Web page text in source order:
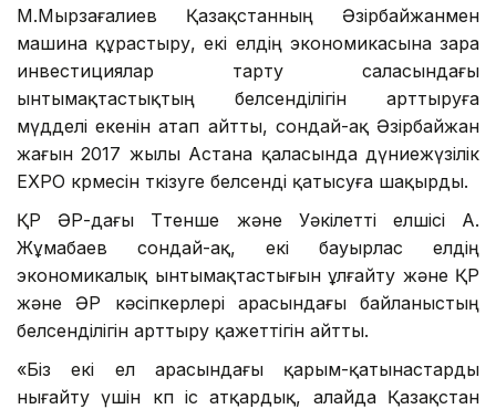
М.Мырзағалиев Қазақстанның Әзірбайжанмен
машина құрастыру, екі елдің экономикасына өзара
инвестициялар тарту саласындағы
ынтымақтастықтың белсенділігін арттыруға
мүдделі екенін атап айтты, сондай-ақ Әзірбайжан
жағын 2017 жылы Астана қаласында дүниежүзілік
EXPO көрмесін өткізуге белсенді қатысуға шақырды.
ҚР ӘР-дағы Төтенше және Уәкілетті елшісі А.
Жұмабаев сондай-ақ, екі бауырлас елдің
экономикалық ынтымақтастығын ұлғайту және ҚР
және ӘР кәсіпкерлері арасындағы байланыстың
белсенділігін арттыру қажеттігін айтты.
«Біз екі ел арасындағы қарым-қатынастарды
нығайту үшін көп іс атқардық, алайда Қазақстан